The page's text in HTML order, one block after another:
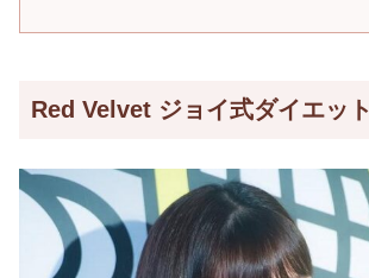
Red Velvet ジョイ式ダイエット